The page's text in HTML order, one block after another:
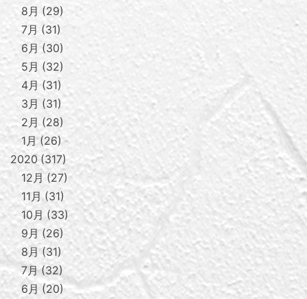
8月
29
7月 31
6月
30
5月
32
4月
31
3月
31
2月
28
1月 26
2020 317
12月 27
11月
31
10月
33
9月
26
8月
31
7月 32
6月
20